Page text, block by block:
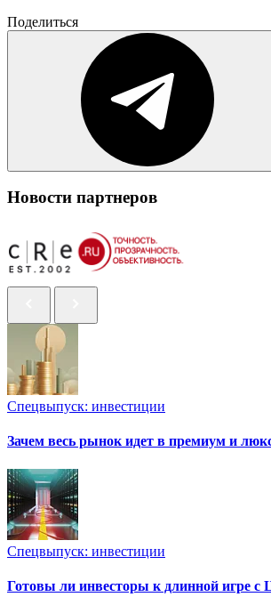
Поделиться
Новости партнеров
Спецвыпуск: инвестиции
Зачем весь рынок идет в премиум и
Спецвыпуск: инвестиции
Готовы ли инвесторы к длинной игре с